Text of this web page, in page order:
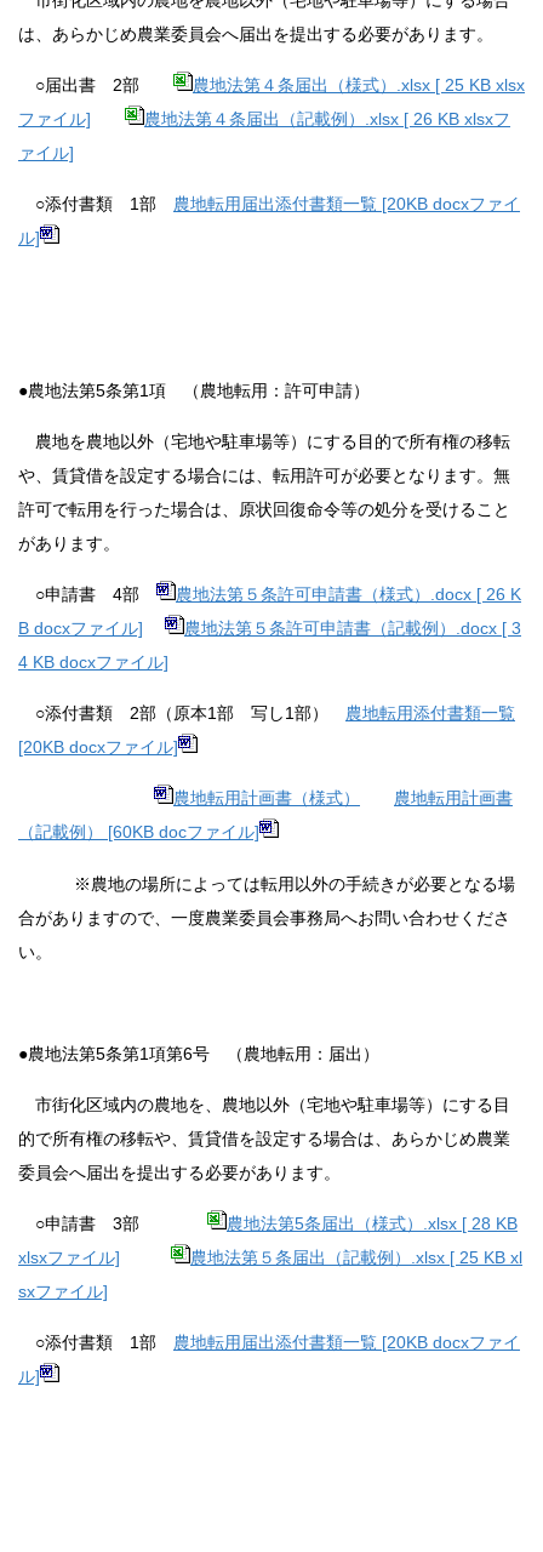
は、あらかじめ農業委員会へ届出を提出する必要があります。
○届出書 2部
農地法第４条届出（様式）.xlsx [ 25 KB xlsx
ファイル]
農地法第４条届出（記載例）.xlsx [ 26 KB xlsxフ
ァイル]
○添付書類 1部 農地転用届出添付書類一覧 [20KB docxファイ
ル]
●農地法第5条第1項 （農地転用：許可申請）
農地を農地以外（宅地や駐車場等）にする目的で所有権の移転
や、賃貸借を設定する場合には、転用許可が必要となります。無
許可で転用を行った場合は、原状回復命令等の処分を受けること
があります。
○申請書 4部
農地法第５条許可申請書（様式）.docx [ 26 K
B docxファイル]
農地法第５条許可申請書（記載例）.docx [ 3
4 KB docxファイル]
○添付書類 2部（原本1部 写し1部） 農地転用添付書類一覧
[20KB docxファイル]
農地転用計画書（様式）
農地転用計画書
（記載例） [60KB docファイル]
※農地の場所によっては転用以外の手続きが必要となる場
合がありますので、一度農業委員会事務局へお問い合わせくださ
い。
●農地法第5条第1項第6号 （農地転用：届出）
市街化区域内の農地を、農地以外（宅地や駐車場等）にする目
的で所有権の移転や、賃貸借を設定する場合は、あらかじめ農業
委員会へ届出を提出する必要があります。
○申請書 3部
農地法第5条届出（様式）.xlsx [ 28 KB
xlsxファイル]
農地法第５条届出（記載例）.xlsx [ 25 KB xl
sxファイル]
○添付書類 1部 農地転用届出添付書類一覧 [20KB docxファイ
ル]